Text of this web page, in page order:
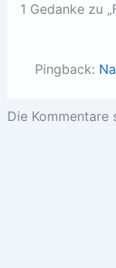
1 Gedanke zu
Pingback:
Die Kommentare